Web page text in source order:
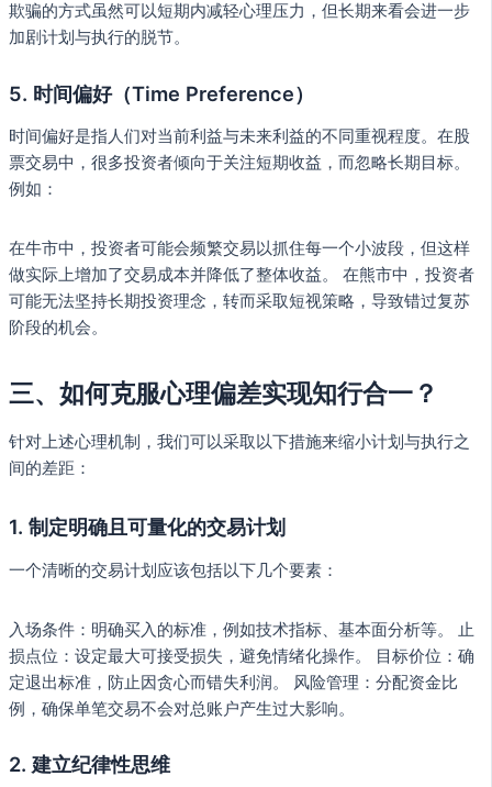
欺骗的方式虽然可以短期内减轻心理压力，但长期来看会进一步
加剧计划与执行的脱节。
5. 时间偏好（Time Preference）
时间偏好是指人们对当前利益与未来利益的不同重视程度。在股
票交易中，很多投资者倾向于关注短期收益，而忽略长期目标。
例如：
在牛市中，投资者可能会频繁交易以抓住每一个小波段，但这样
做实际上增加了交易成本并降低了整体收益。 在熊市中，投资者
可能无法坚持长期投资理念，转而采取短视策略，导致错过复苏
阶段的机会。
三、如何克服心理偏差实现知行合一？
针对上述心理机制，我们可以采取以下措施来缩小计划与执行之
间的差距：
1. 制定明确且可量化的交易计划
一个清晰的交易计划应该包括以下几个要素：
入场条件：明确买入的标准，例如技术指标、基本面分析等。 止
损点位：设定最大可接受损失，避免情绪化操作。 目标价位：确
定退出标准，防止因贪心而错失利润。 风险管理：分配资金比
例，确保单笔交易不会对总账户产生过大影响。
2. 建立纪律性思维